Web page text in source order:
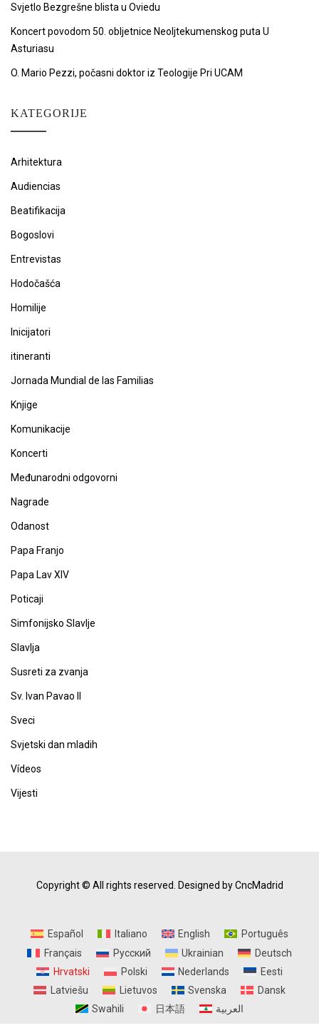
Svjetlo Bezgrešne blista u Oviedu
Koncert povodom 50. obljetnice Neoljtekumenskog puta U
Asturiasu
O. Mario Pezzi, počasni doktor iz Teologije Pri UCAM
KATEGORIJE
Arhitektura
Audiencias
Beatifikacija
Bogoslovi
Entrevistas
Hodočašća
Homilije
Inicijatori
itineranti
Jornada Mundial de las Familias
Knjige
Komunikacije
Koncerti
Međunarodni odgovorni
Nagrade
Odanost
Papa Franjo
Papa Lav XIV
Poticaji
Simfonijsko Slavlje
Slavlja
Susreti za zvanja
Sv. Ivan Pavao II
Sveci
Svjetski dan mladih
Vídeos
Vijesti
Copyright © All rights reserved. Designed by CncMadrid
Español Italiano English
Português
Français
Русский Ukrainian
Deutsch
Hrvatski
Polski Nederlands
Eesti
Latviešu
Lietuvos Svenska
Dansk
Swahili
日本語 العربية